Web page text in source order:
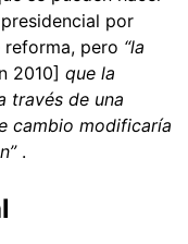
por
pero “la
2010] que la
través de una
cambio modificaría
.